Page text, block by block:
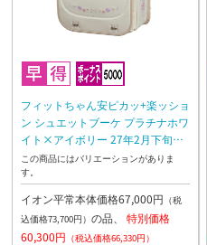
フィットちゃん安ピカッ+楽ッショ
ン シュエットブーケ プラチナホワ
イト×アイボリー 27年2月下旬お
渡し予定
この商品にはバリエーションがありま
す。
イオン平常本体価格67,000円 （税
込価格73,700円） の品、 特別価格
60,300円 （税込価格66,330円）